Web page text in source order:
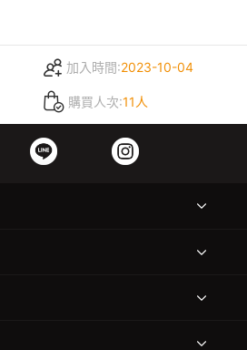
加入時間:2023-10-04
購買人次:11人